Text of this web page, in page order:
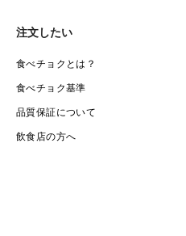
注文したい
食べチョクとは？
食べチョク基準
品質保証について
飲食店の方へ